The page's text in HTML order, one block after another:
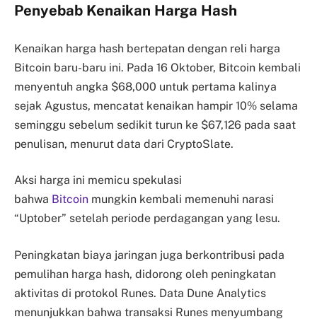
Penyebab Kenaikan Harga Hash
Kenaikan harga hash bertepatan dengan reli harga
Bitcoin baru-baru ini. Pada 16 Oktober, Bitcoin kembali
menyentuh angka $68,000 untuk pertama kalinya
sejak Agustus, mencatat kenaikan hampir 10% selama
seminggu sebelum sedikit turun ke $67,126 pada saat
penulisan, menurut data dari CryptoSlate.
Aksi harga ini memicu spekulasi
bahwa Bitcoin mungkin kembali memenuhi narasi
“Uptober” setelah periode perdagangan yang lesu.
Peningkatan biaya jaringan juga berkontribusi pada
pemulihan harga hash, didorong oleh peningkatan
aktivitas di protokol Runes. Data Dune Analytics
menunjukkan bahwa transaksi Runes menyumbang